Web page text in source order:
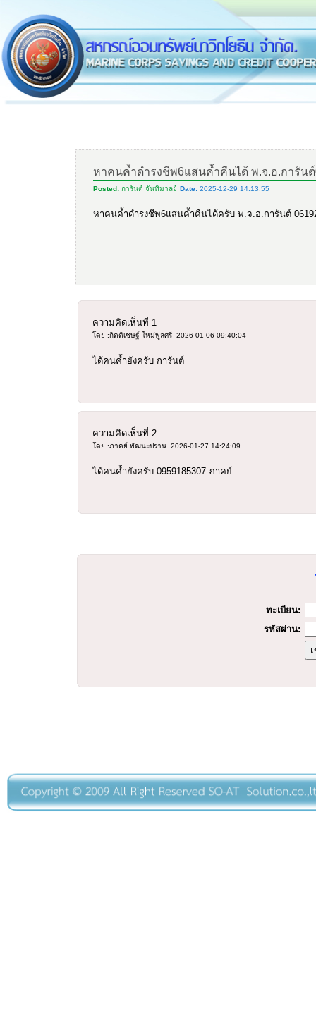
หาคนค้ำดำรงชีพ6แสนค้ำคืนได้ พ.จ.อ.การันต์
Posted: การันต์ จันทิมาลย์ Date: 2025-12-29 14:13:55
หาคนค้ำดำรงชีพ6แสนค้ำคืนได้ครับ พ.จ.อ.การันต์
ความคิดเห็นที่ 1
โดย :กิตติเชษฐ์ ใหม่พูลศรี 2026-01-06 09:40:04
ได้คนค้ำยังครับ การันต์
ความคิดเห็นที่ 2
โดย :ภาคย์ พัฒนะปราน 2026-01-27 14:24:09
ได้คนค้ำยังครับ 0959185307 ภาคย์
ทะเบียน:
รหัสผ่าน: